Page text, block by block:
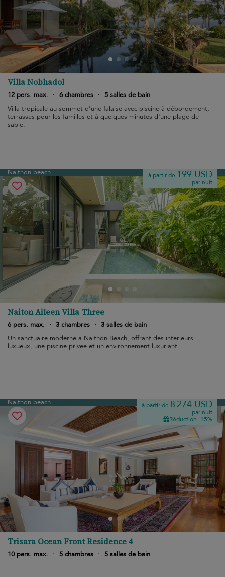
Villa Nobhadol
12 pers. max. · 6 chambres ·
5 salles de bain
Villa tropicale au sommet d'une falaise avec piscine à débordement,
terrasses pour les familles et à quelques minutes d'une plage de
sable.
Naithon beach à partir de 199 USD
par nuit
Naiton Aileen Villa Three
6 pers. max. · 3 chambres · 3 salles de bain
Un sanctuaire moderne à Naithon Beach, offrant des intérieurs
luxueux, une piscine privée et un environnement luxuriant.
Naithon beach à partir de 8 274 USD
par nuit
Réduction -15%
Trisara Ocean Front Residence 4
10 pers. max. · 5 chambres · 5 salles de bain